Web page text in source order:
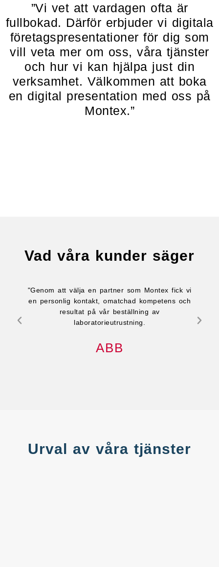
”Vi vet att vardagen ofta är
fullbokad. Därför erbjuder vi digitala
företagspresentationer för dig som
vill veta mer om oss, våra tjänster
och hur vi kan hjälpa just din
verksamhet. Välkommen att boka
en digital presentation med oss på
Montex.”
Vad våra kunder säger
"Genom att välja en partner som Montex fick vi
en personlig kontakt, omatchad kompetens och
resultat på vår beställning av
laboratorieutrustning.
ABB
Urval av våra tjänster